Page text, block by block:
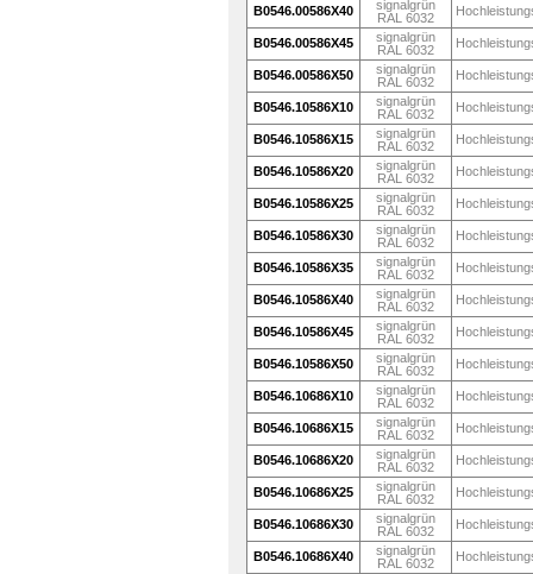
B0546.00586X40
signalgrün
RAL 6032
B0546.00586X45
signalgrün
RAL 6032
B0546.00586X50
signalgrün
RAL 6032
B0546.10586X10
signalgrün
RAL 6032
B0546.10586X15
signalgrün
RAL 6032
B0546.10586X20
signalgrün
RAL 6032
B0546.10586X25
signalgrün
RAL 6032
B0546.10586X30
signalgrün
RAL 6032
B0546.10586X35
signalgrün
RAL 6032
B0546.10586X40
signalgrün
RAL 6032
B0546.10586X45
signalgrün
RAL 6032
B0546.10586X50
signalgrün
RAL 6032
B0546.10686X10
signalgrün
RAL 6032
B0546.10686X15
signalgrün
RAL 6032
B0546.10686X20
signalgrün
RAL 6032
B0546.10686X25
signalgrün
RAL 6032
B0546.10686X30
signalgrün
RAL 6032
B0546.10686X40
signalgrün
RAL 6032